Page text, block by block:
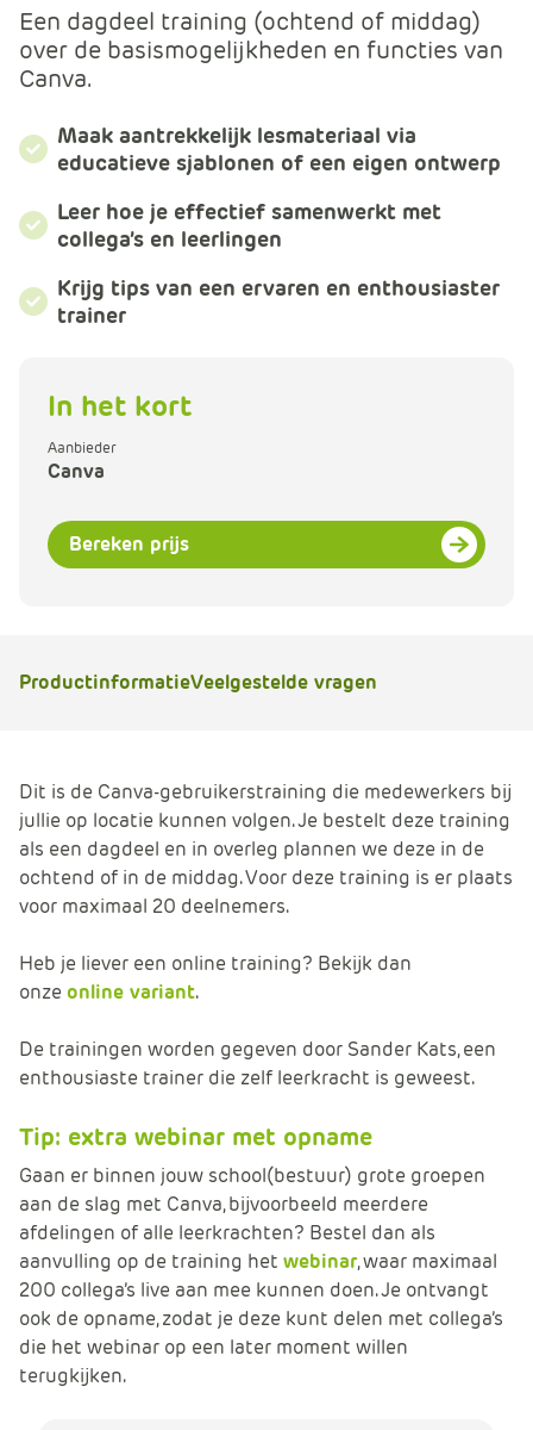
Een dagdeel training (ochtend of middag)
over de basismogelijkheden en functies van
Canva.
Maak aantrekkelijk lesmateriaal via
educatieve sjablonen of een eigen ontwerp
Leer hoe je effectief samenwerkt met
collega’s en leerlingen
Krijg tips van een ervaren en enthousiaster
trainer
In het kort
Aanbieder
Canva
Bereken prijs
ProductinformatieVeelgestelde vragen
Dit is de Canva-gebruikerstraining die medewerkers bij
jullie op locatie kunnen volgen. Je bestelt deze training
als een dagdeel en in overleg plannen we deze in de
ochtend of in de middag. Voor deze training is er plaats
voor maximaal 20 deelnemers.
Heb je liever een online training? Bekijk dan
onze online variant.
De trainingen worden gegeven door Sander Kats, een
enthousiaste trainer die zelf leerkracht is geweest.
Tip: extra webinar met opname
Gaan er binnen jouw school(bestuur) grote groepen
aan de slag met Canva, bijvoorbeeld meerdere
afdelingen of alle leerkrachten? Bestel dan als
aanvulling op de training het webinar, waar maximaal
200 collega’s live aan mee kunnen doen. Je ontvangt
ook de opname, zodat je deze kunt delen met collega’s
die het webinar op een later moment willen
terugkijken.